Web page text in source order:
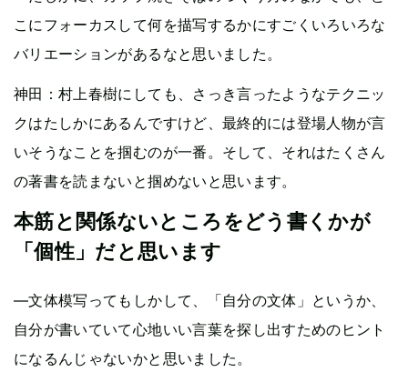
こにフォーカスして何を描写するかにすごくいろいろな
バリエーションがあるなと思いました。
神田：村上春樹にしても、さっき言ったようなテクニッ
クはたしかにあるんですけど、最終的には登場人物が言
いそうなことを掴むのが一番。そして、それはたくさん
の著書を読まないと掴めないと思います。
本筋と関係ないところをどう書くかが
「個性」だと思います
—文体模写ってもしかして、「自分の文体」というか、
自分が書いていて心地いい言葉を探し出すためのヒント
になるんじゃないかと思いました。